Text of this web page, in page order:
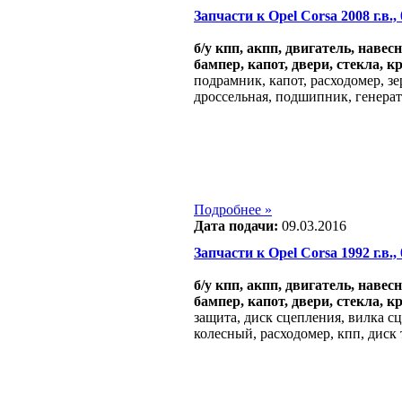
Запчасти к Opel Corsa 2008 г.в.,
б/у кпп, акпп, двигатель,
бампер, капот, двери, стекла,
подрамник, капот, расходомер,
дроссельная, подшипник,
Подробнее »
Дата подачи: 09.03.2016
Запчасти к Opel Corsa 1992 г.в.,
б/у кпп, акпп, двигатель,
бампер, капот, двери, стекла,
защита, диск сцепления, вилка
колесный, расходомер, кпп,